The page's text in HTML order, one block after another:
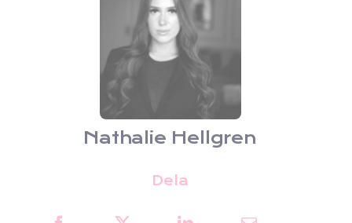
Nathalie Hellgren
Dela